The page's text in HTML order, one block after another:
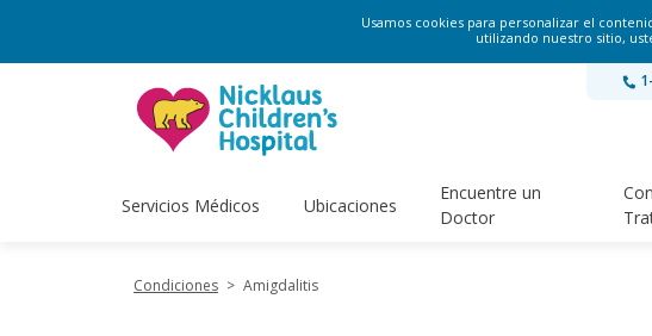
Usamos cookies para personalizar el
utilizando nuestro sitio,
Servicios Médicos Ubicaciones
Encuentre un
Doctor
Condiciones > Amigdalitis